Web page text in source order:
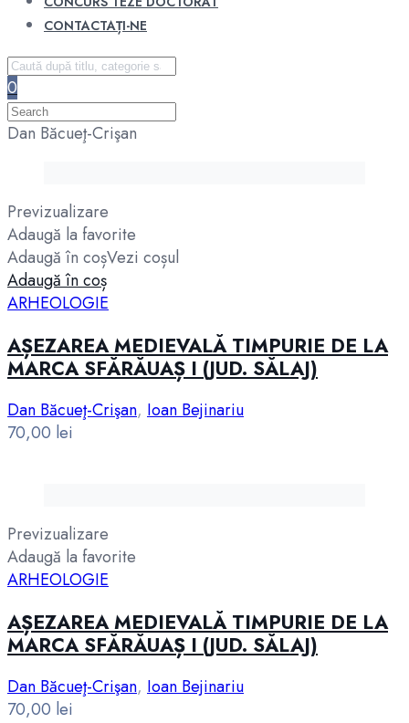
CONTACTAȚI-NE
0
Dan Băcueţ-Crişan
Previzualizare
Adaugă la favorite
Adaugă în coșVezi coșul
Adaugă în coș
ARHEOLOGIE
AȘEZAREA MEDIEVALĂ TIMPURIE DE LA
MARCA SFĂRĂUAȘ I (JUD. SĂLAJ)
Dan Băcueţ-Crişan, Ioan Bejinariu
70,00 lei
Previzualizare
Adaugă la favorite
ARHEOLOGIE
AȘEZAREA MEDIEVALĂ TIMPURIE DE LA
MARCA SFĂRĂUAȘ I (JUD. SĂLAJ)
Dan Băcueţ-Crişan, Ioan Bejinariu
70,00 lei